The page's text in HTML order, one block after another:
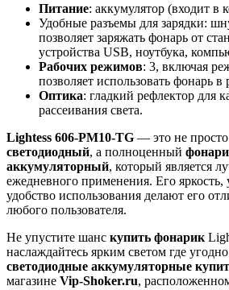
Питание: аккумулятор (входит в
Удобные разъемы для зарядки:
позволяет заряжать фонарь от
устройства USB, ноутбука,
Рабочих режимов: 3, включая
позволяет использовать фонарь
Оптика: гладкий рефлектор для
рассеивания света.
Lightess 606-PM10-TG — это не просто
светодиодный, а полноценный
аккумуляторный, который является
ежедневного применения. Его яркость,
удобство использования делают его
любого пользователя.
Не упустите шанс купить фонарик
наслаждайтесь ярким светом где
светодиодные аккумуляторные
магазине Vip-Shoker.ru,